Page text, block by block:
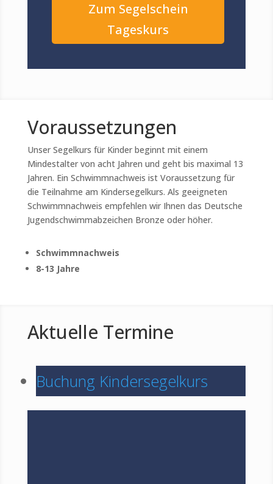
Zum Segelschein
Tageskurs
Voraussetzungen
Unser Segelkurs für Kinder beginnt mit einem
Mindestalter von acht Jahren und geht bis maximal 13
Jahren. Ein Schwimmnachweis ist Voraussetzung für
die Teilnahme am Kindersegelkurs. Als geeigneten
Schwimmnachweis empfehlen wir Ihnen das Deutsche
Jugendschwimmabzeichen Bronze oder höher.
Schwimmnachweis
8-13 Jahre
Aktuelle Termine
Buchung Kindersegelkurs